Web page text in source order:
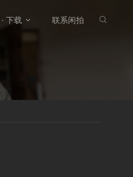

下载  联系闲拍